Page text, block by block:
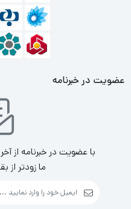
عضویت در خبرنامه
با عضویت در خبرنامه از
ما زودتر از